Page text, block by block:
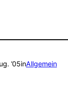
’05inAllgemein